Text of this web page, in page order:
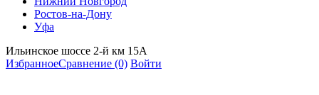
Ростов-на-Дону
Уфа
Ильинское шоссе 2-й км 15А
ИзбранноеСравнение (0) Войти